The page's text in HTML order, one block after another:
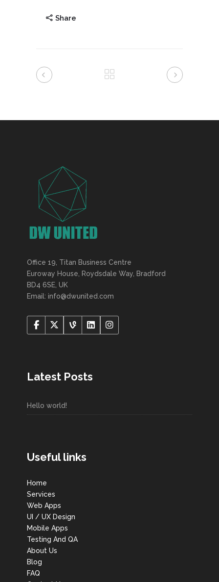
Share
Office 19, Titan Business Centre
Euroway House, Roydsdale Way, Bradford
BD4 6SE, UK
Email: info@dwunited.com
Latest Posts
Hello world!
Useful links
Home
Services
Web Apps
UI / UX Design
Mobile Apps
Testing And QA
About Us
Blog
FAQ